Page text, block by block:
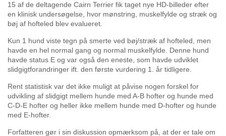
15 af de deltagende Cairn Terrier fik taget nye HD-billeder efter
en klinisk undersøgelse, hvor mønstring, muskelfylde og stræk og
bøj af hofteled blev evalueret.
Kun 1 hund viste tegn på smerte ved bøj/stræk af hofteled, men
havde en hel normal gang og normal muskelfylde. Denne hund
havde status E og var også den eneste, som havde udviklet
slidgigtforandringer ift. den første vurdering 1. år tidligere.
Rent statistisk var det ikke muligt at påvise nogen forskel for
udvikling af slidgigt mellem hunde med A-B hofter og hunde med
C-D-E hofter og heller ikke mellem hunde med D-hofter og hunde
med E-hofter.
Forfatteren gør i sin diskussion opmærksom på, at der er tale om